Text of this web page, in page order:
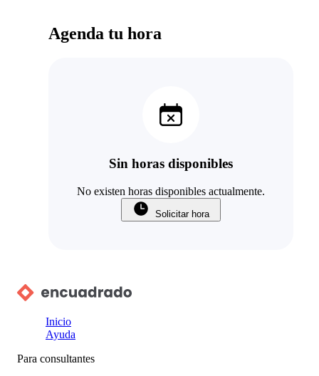
Agenda tu hora
Sin horas disponibles
No existen horas disponibles actualmente.
Solicitar hora
Inicio
Ayuda
Para consultantes